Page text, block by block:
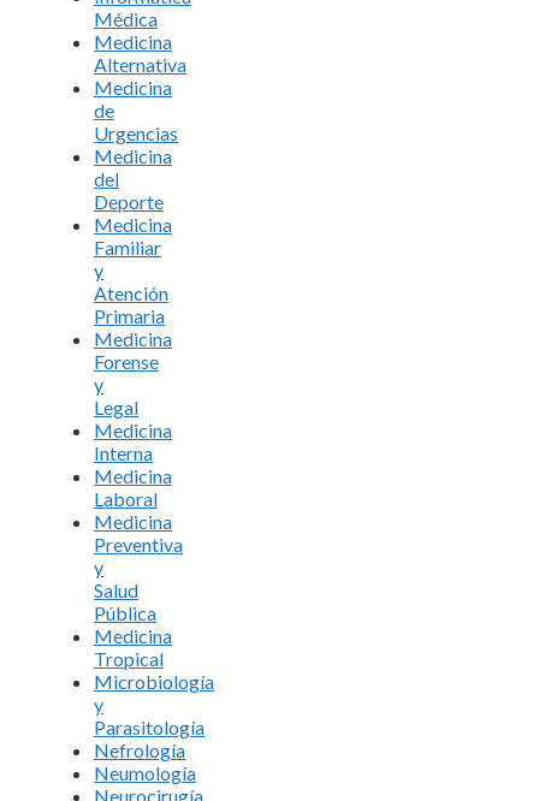
Médica
Medicina
Alternativa
Medicina
de
Urgencias
Medicina
del
Deporte
Medicina
Familiar
y
Atención
Primaria
Medicina
Forense
y
Legal
Medicina
Interna
Medicina
Laboral
Medicina
Preventiva
y
Salud
Pública
Medicina
Tropical
Microbiología
y
Parasitología
Nefrología
Neumología
Neurocirugía